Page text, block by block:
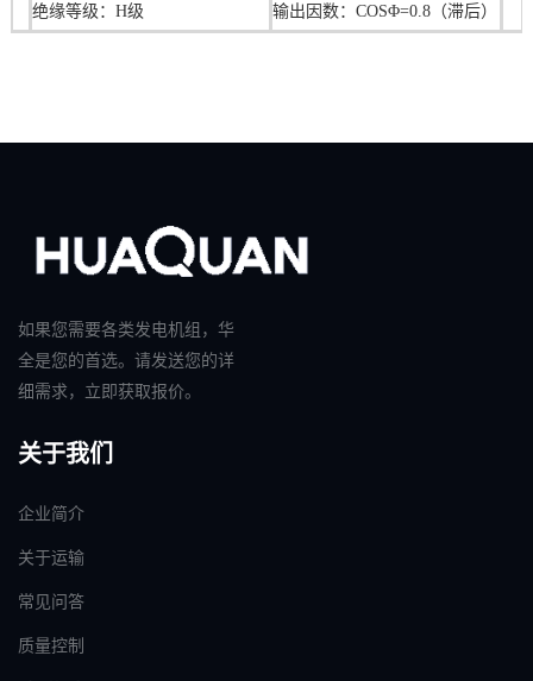
绝缘等级：H级 输出因数：COSΦ=0.8（滞后）
如果您需要各类发电机组，华
全是您的首选。请发送您的详
细需求，立即获取报价。
关于我们
企业简介
关于运输
常见问答
质量控制